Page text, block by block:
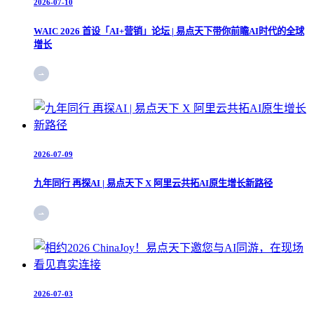
2026-07-10
WAIC 2026 首设「AI+营销」论坛 | 易点天下带你前瞻AI时代的全球
增长
2026-07-09
九年同行 再探AI | 易点天下 X 阿里云共拓AI原生增长新路径
2026-07-03